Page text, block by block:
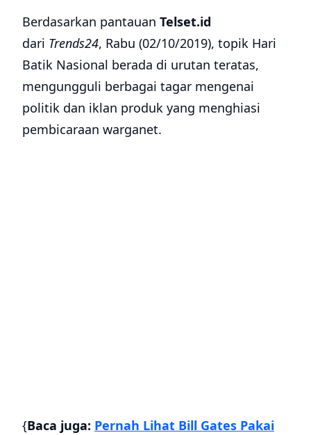
Berdasarkan pantauan Telset.id
dari Trends24, Rabu (02/10/2019), topik Hari
Batik Nasional berada di urutan teratas,
mengungguli berbagai tagar mengenai
politik dan iklan produk yang menghiasi
pembicaraan warganet.
{Baca juga: Pernah Lihat Bill Gates Pakai